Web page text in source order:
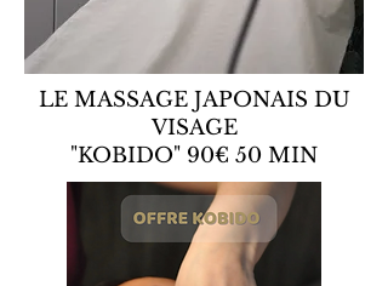
LE MASSAGE JAPONAIS DU
VISAGE
"KOBIDO" 90€ 50 MIN